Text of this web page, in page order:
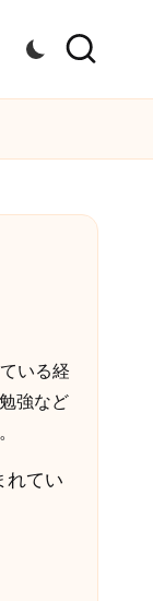
いる経
強など
れてい